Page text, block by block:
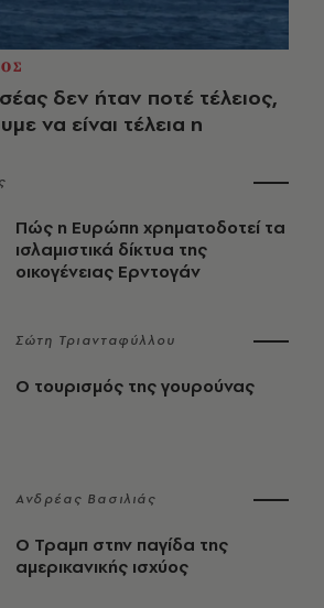
δεν ήταν ποτέ τέλειος,
να είναι τέλεια η
Πώς η Ευρώπη χρηματοδοτεί τα
ισλαμιστικά δίκτυα της
οικογένειας Ερντογάν
Σώτη Τριανταφύλλου
Ο τουρισμός της γουρούνας
Ανδρέας Βασιλιάς
Ο Τραμπ στην παγίδα της
αμερικανικής ισχύος